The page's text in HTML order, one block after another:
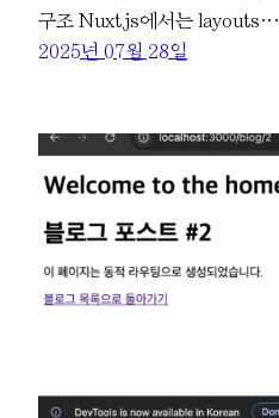
구조 Nuxt.js에서는 layouts…
2025년 07월 28일